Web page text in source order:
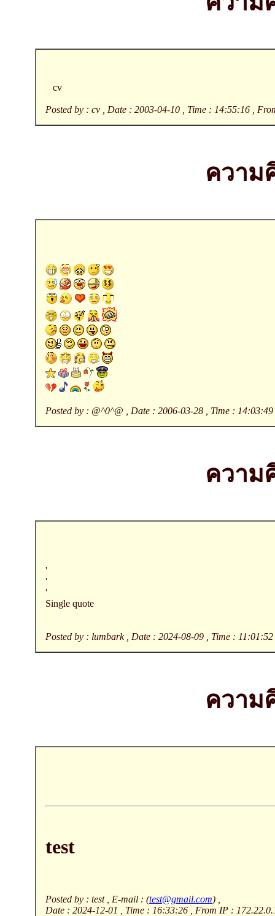
cv
Posted by : cv , Date : 2003-04-10 , Time : 14:55:16 ,
ความ
Posted by : @^0^@ , Date : 2006-03-28 , Time :
ความ
'
'
'
Single quote
Posted by : lumbark , Date : 2024-08-09 , Time :
ความ
test
Posted by : test , E-mail : (test@gmail.com) ,
Date : 2024-12-01 , Time : 16:33:26 , From IP :